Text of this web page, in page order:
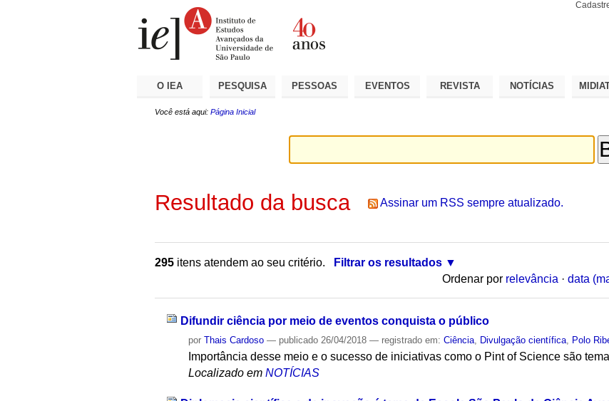
O IEA PESQUISA PESSOAS EVENTOS REVISTA NOTÍCIAS
Você está aqui: Página Inicial
Resultado da busca Assinar um RSS sempre atualizado.
295 itens atendem ao seu critério.
Filtrar os resultados
Ordenar por relevância · data
Difundir ciência por meio de eventos conquista o público
porThais Cardoso — publicado 26/04/2018— registrado em:Ciência Divulgação científica Polo
Importância desse meio e o sucesso de iniciativas como o Pint of Science são
Localizado em NOTÍCIAS